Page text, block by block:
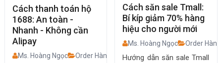
Cách thanh toán hộ
1688: An toàn -
Nhanh - Không cần
Alipay
Ms. Hoàng Ngọc Order Hàng Trung Quốc
Cách săn sale Tmall:
Bí kíp giảm 70% hàng
hiệu cho người mới
Ms. Hoàng Ngọc Order
Hướng dẫn săn sale Tmall